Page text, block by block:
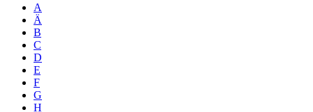
A
Ä
B
C
D
E
F
G
H